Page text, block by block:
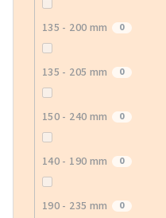
135 - 200 mm 0
135 - 205 mm 0
150 - 240 mm 0
140 - 190 mm 0
190 - 235 mm 0